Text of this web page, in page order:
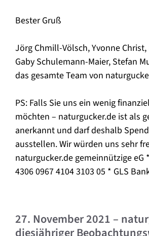
Bester Gruß
Jörg Chmill-Völsch, Yvonne Christ,
Gaby Schulemann-Maier, Stefan
das gesamte Team von
PS: Falls Sie uns ein wenig
möchten – naturgucker.de ist als
anerkannt und darf deshalb
ausstellen. Wir würden uns sehr
naturgucker.de gemeinnützige eG
4306 0967 4104 3103 05 * GLS
27. November 2021 –